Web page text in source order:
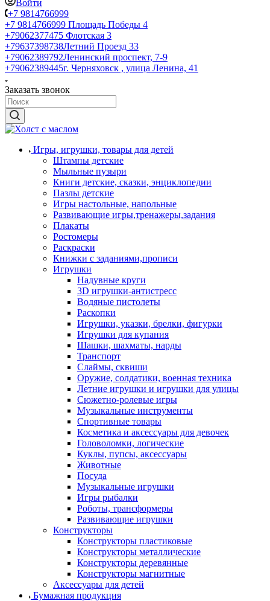
Войти
+7 9814766999
+7 9814766999 Площадь Победы 4
+79062377475 Флотская 3
+79637398738Летний Проезд 33
+79062389792Ленинский проспект, 7-9
+79062389445г. Черняховск , улица Ленина, 41
Заказать звонок
Игры, игрушки, товары для детей
Штампы детские
Мыльные пузыри
Книги детские, сказки, энциклопедии
Пазлы детские
Игры настольные, напольные
Развивающие игры,тренажеры,задания
Плакаты
Ростомеры
Раскраски
Книжки с заданиями,прописи
Игрушки
Надувные круги
3D игрушки-антистресс
Водяные пистолеты
Раскопки
Игрушки, указки, брелки, фигурки
Игрушки для купания
Шашки, шахматы, нарды
Транспорт
Слаймы, сквиши
Оружие, солдатики, военная техника
Летние игрушки и игрушки для улицы
Сюжетно-ролевые игры
Музыкальные инструменты
Спортивные товары
Косметика и аксессуары для девочек
Головоломки, логические
Куклы, пупсы, аксессуары
Животные
Посуда
Музыкальные игрушки
Игры рыбалки
Роботы, трансформеры
Развивающие игрушки
Конструкторы
Конструкторы пластиковые
Конструкторы металлические
Конструкторы деревянные
Конструкторы магнитные
Аксессуары для детей
Бумажная продукция